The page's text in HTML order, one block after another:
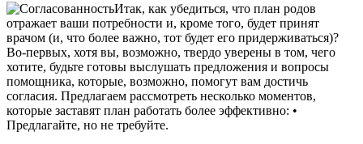
Итак, как убедиться, что план родов
отражает ваши потребности и, кроме того, будет принят
врачом (и, что более важно, тот будет его придерживаться)?
Во-первых, хотя вы, возможно, твердо уверены в том, чего
хотите, будьте готовы выслушать предложения и вопросы
помощника, которые, возможно, помогут вам достичь
согласия. Предлагаем рассмотреть несколько моментов,
которые заставят план работать более эффективно: •
Предлагайте, но не требуйте.